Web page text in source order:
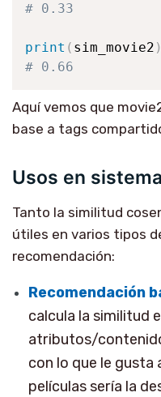
# 0.33
print ( sim_movie2 )
# 0.66
Aquí vemos que
base a tags
Usos en
Tanto la similitud
útiles en varios tipos
recomendación:
Recomendación
calcula la similitud
atributos/
con lo que le gusta
películas sería la